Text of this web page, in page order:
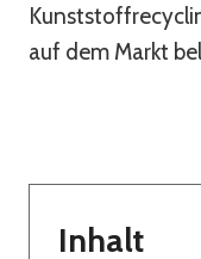
auf dem Markt
Inhalt